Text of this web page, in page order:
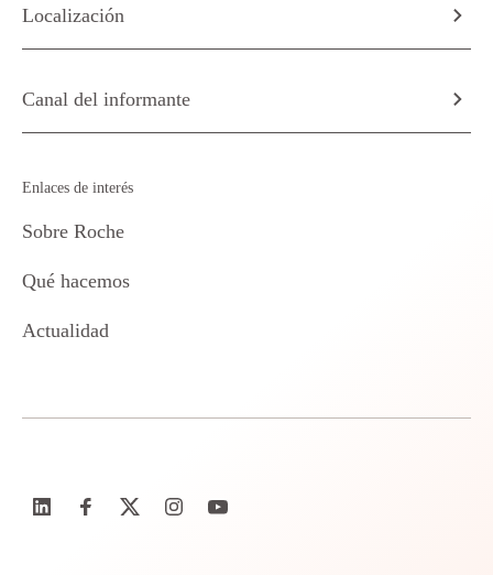
Localización
Canal del informante
Enlaces de interés
Sobre Roche
Qué hacemos
Actualidad